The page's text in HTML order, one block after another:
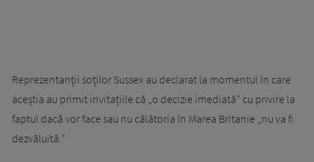
Reprezentanții soților Sussex au declarat la momentul în care
aceștia au primit invitațiile că „o decizie imediată” cu privire la
faptul dacă vor face sau nu călătoria în Marea Britanie „nu va fi
dezvăluită.”